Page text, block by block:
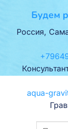
Будем
Россия,
aqua-